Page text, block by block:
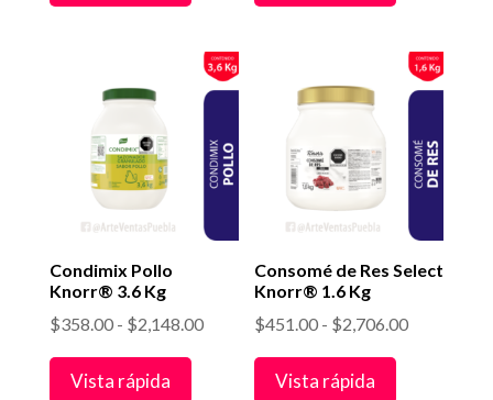
hasta
$2,730.00
desde
hasta
$786.00
Condimix Pollo
Knorr® 3.6 Kg
$358.00 - $2,148.00Rango
Vista rápida
Consomé de Res Select
Knorr® 1.6 Kg
$451.00 - $2,706.00Rango
Vista rápida